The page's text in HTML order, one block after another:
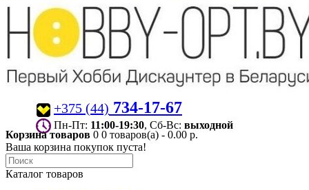
+375 (44) 734-17-67
Пн-Пт: 11:00-19:30 , Сб-Вс: выходной
Корзина товаров 0 0 товаров(а) - 0.00 р.
Ваша корзина покупок пуста!
Каталог товаров